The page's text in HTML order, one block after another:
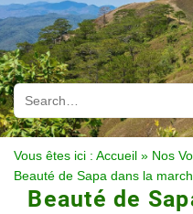
Vous êtes ici : Accueil » Nos
Beauté de Sapa dans la
Beauté de